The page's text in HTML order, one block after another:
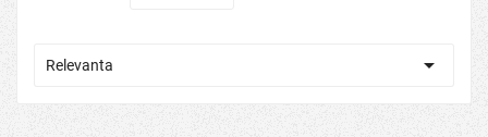
Relevanta 